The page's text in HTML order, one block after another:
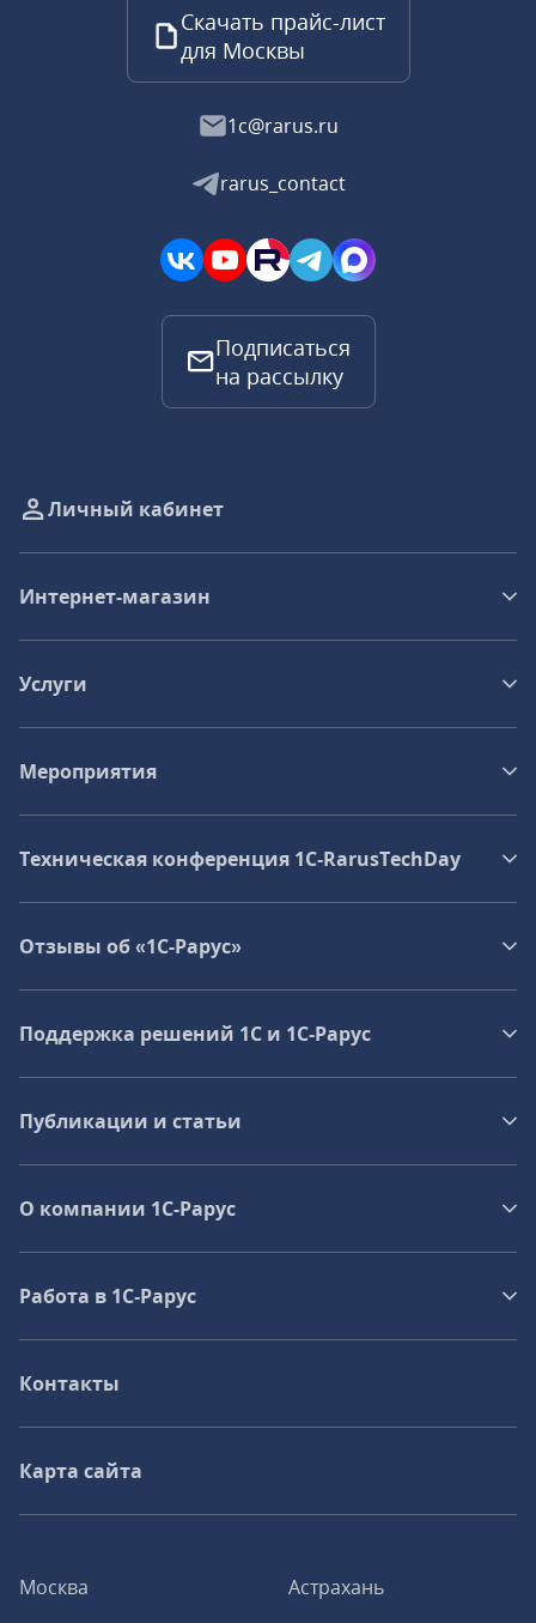
Скачать прайс-лист
для Москвы
1c@rarus.ru
rarus_contact
Подписаться
на рассылку
Москва
Астрахань
Личный кабинет
Интернет-магазин
Услуги
Мероприятия
Техническая конференция 1C‑RarusTechDay
Отзывы об «1С-Рарус»
Поддержка решений 1С и 1С‑Рарус
Публикации и статьи
О компании 1C-Рарус
Работа в 1С‑Рарус
Контакты
Карта сайта